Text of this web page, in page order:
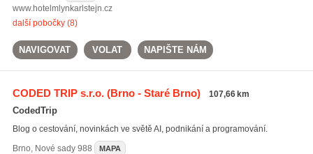
www.hotelmlynkarlstejn.cz
další pobočky (8)
NAVIGOVAT VOLAT NAPIŠTE NÁM
CODED TRIP s.r.o.(Brno - Staré Brno) 107,66 km
CodedTrip
Blog o cestování, novinkách ve světě AI, podnikání a programování.
Brno, Nové sady 988 MAPA